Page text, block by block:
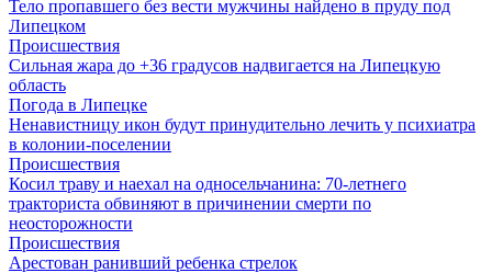
Тело пропавшего без вести мужчины найдено в пруду под
Липецком
Происшествия
Сильная жара до +36 градусов надвигается на Липецкую
область
Погода в Липецке
Ненавистницу икон будут принудительно лечить у психиатра
в колонии-поселении
Происшествия
Косил траву и наехал на односельчанина: 70-летнего
тракториста обвиняют в причинении смерти по
неосторожности
Происшествия
Арестован ранивший ребенка стрелок